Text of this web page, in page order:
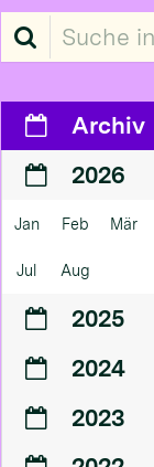
Suche in Liste
Archiv
2026
Jan Feb Mär
Jul Aug
2025
2024
2023